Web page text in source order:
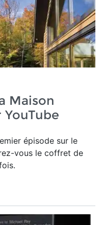
Maison
épisode sur le
vous le coffret de